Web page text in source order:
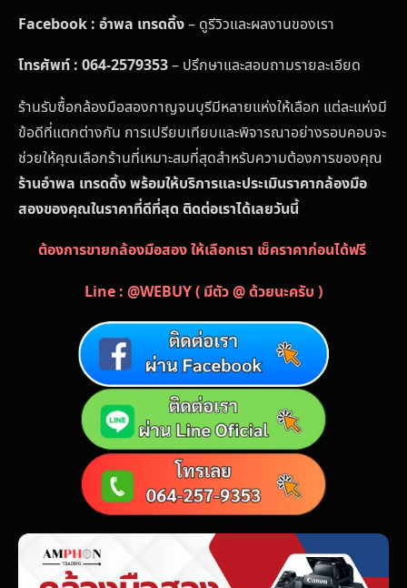
Facebook : อำพล เทรดดิ้ง– ดูรีวิวและผลงานของเรา
โทรศัพท์ : 064-2579353– ปรึกษาและสอบถามรายละเอียด
ร้านรับซื้อกล้องมือสองกาญจนบุรีมีหลายแห่งให้เลือก แต่ละแห่งมี
ข้อดีที่แตกต่างกัน การเปรียบเทียบและพิจารณาอย่างรอบคอบจะ
ช่วยให้คุณเลือกร้านที่เหมาะสมที่สุดสำหรับความต้องการของคุณ
ร้านอำพล เทรดดิ้ง พร้อมให้บริการและประเมินราคากล้องมือ
สองของคุณในราคาที่ดีที่สุด ติดต่อเราได้เลยวันนี้
ต้องการขายกล้องมือสอง ให้เลือกเรา เช็คราคาก่อนได้ฟรี
Line : @WEBUY ( มีตัว @ ด้วยนะครับ )